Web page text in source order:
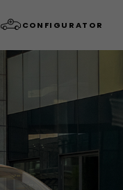
CONFIGURATOR